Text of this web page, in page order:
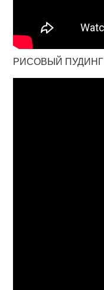
РИСОВЫЙ ПУДИНГ